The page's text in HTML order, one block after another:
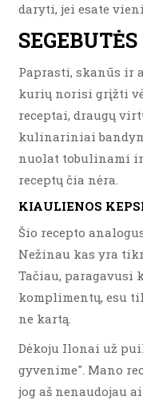
daryti, jei esate
Paprasti, skanūs ir
kurių norisi grįžti
receptai, draugų
kulinariniai
nuolat tobulinami
receptų čia nėra.
KIAULIENOS
Šio recepto
Nežinau kas yra
Tačiau,
komplimentų, esu
ne kartą.
Dėkoju Ilonai už
gyvenime". Mano
jog aš nenaudojau